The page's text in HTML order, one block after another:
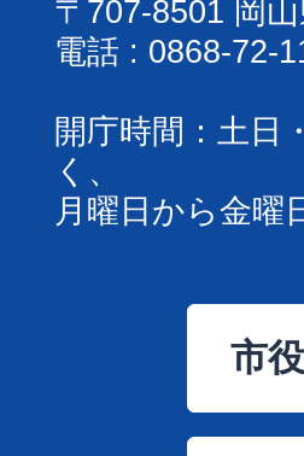
〒707-8501 岡
電話 : 0868-72-
開庁時間：土日
く、
月曜日から金曜
市